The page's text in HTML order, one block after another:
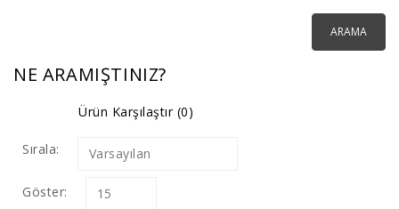
NE ARAMIŞTINIZ?
Ürün Karşılaştır (0)
Sırala: Varsayılan
Göster: 15